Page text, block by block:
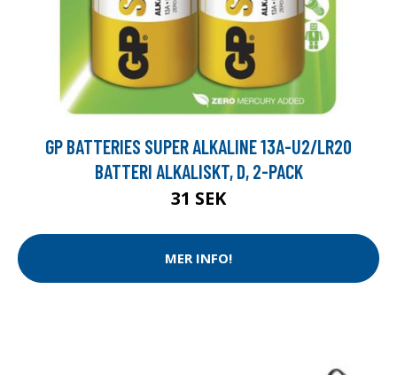
GP BATTERIES SUPER ALKALINE 13A-U2/LR20
BATTERI ALKALISKT, D, 2-PACK
31 SEK
MER INFO!